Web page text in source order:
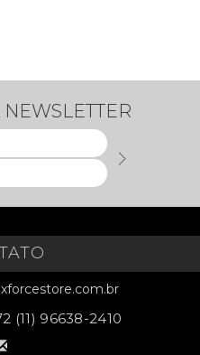
(11) 96638-2410